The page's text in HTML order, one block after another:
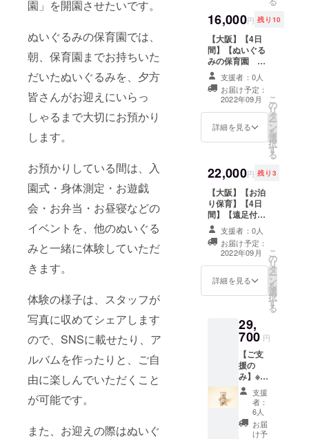
園」を開園させたいです。
ぬいぐるみの保育園では、
朝、保育園までお持ちいた
だいたぬいぐるみを、夕方
皆さんがお迎えにいらっ
しゃるまで大切にお預かり
します。
お預かりしている間は、入
園式・身体測定・お遊戯
会・お弁当・お昼寝などの
イベントを、他のぬいぐる
みと一緒に体験していただ
きます。
体験の様子は、スタッフが
写真に収めてシェアします
ので、SNSに載せたり、ア
ルバムを作ったりと、ご自
由に楽しんでいただくこと
が可能です。
また、お迎えの際はぬいぐ
していただく
か、または宅配
便でお送りいた
します。 ※ぬい
ぐるみの大きさ
に制限はありま
せん ※お泊り保
育は、代表の自
宅にてお預かり
間の園でのイベ
ントは、違う内
ぐるみを2人以上
預けたい場合
は、2口ご購入く
ださい
帳、写真（デー
タ）、お土産
（アイマスク
等）が付いてい
ます。 ※ご自身
で四谷付近の保
育園までぬいぐ
るみをお持ちい
ただける方用で
の大きさに制限
はありません ※
ない方は、「お
泊り保育」を選
択してください
※お泊り保育は、
代表の自宅にて
お預かりいたし
ます ※ぬいぐる
みを2人以上預け
たい場合は、2口
※全日程は、8月
下旬平日の4日間
16,000円 残り10
【大阪】【4日
間】【ぬいぐる
みの保育園 ご
入園 】【通い】
2022年9月上旬
に開園予定の保
育園へ、実際に
ぬいぐるみ（1
人）が全日程に
帳、写真（デー
タ）、お土産
（アイマスク
等）が付いてい
ます。 ※ご自身
で梅田付近の保
育園までぬいぐ
るみをお持ちい
ただける方用で
の大きさに制限
はありません ※
ない方は、「お
泊り保育」を選
択してください
※お泊り保育は、
代表宿泊先ホテ
ルにてお預かり
いたします ※ぬ
いぐるみを2人以
上預けたい場合
は、2口ご購入く
支援者：0人
お届け予定：
2022年09月
詳細を見る
こ
の
リ
タ
ー
ン
を
選
択
す
る
22,000円 残り3
【大阪】【お泊
り保育】【4日
間】【遠足付
き】【ぬいぐる
みの保育園 ご
入園4日間&お泊
り保育＆大阪ツ
アー 】 2022年8
月下旬に開園予
み（1人）が全日
程に参加でき、
夜は代表が宿泊
するホテルにて
ぬいぐるみをお
預かりいたしま
くと、れんらく
帳、写真（デー
タ）、お土産
（アイマスク
等）が付いてい
支援者：0人
お届け予定：
2022年09月
詳細を見る
こ
の
リ
タ
ー
ン
を
選
択
す
る
29,
700 円
【ご支
援の
み】※ぬ
いぐる
み みん
なが幸
せにな
るぬい
支援
者：
6人
お届
け予